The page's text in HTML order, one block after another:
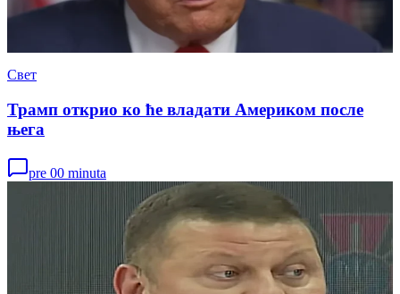
Свет
Трамп открио ко ће владати Америком после
њега
pre 00 minuta